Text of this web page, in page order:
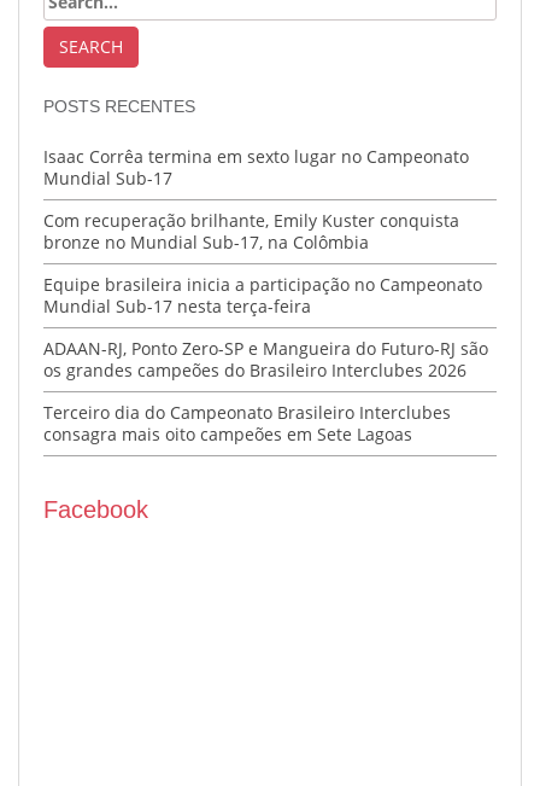
POSTS RECENTES
Isaac Corrêa termina em sexto lugar no Campeonato
Mundial Sub-17
Com recuperação brilhante, Emily Kuster conquista
bronze no Mundial Sub-17, na Colômbia
Equipe brasileira inicia a participação no Campeonato
Mundial Sub-17 nesta terça-feira
ADAAN-RJ, Ponto Zero-SP e Mangueira do Futuro-RJ são
os grandes campeões do Brasileiro Interclubes 2026
Terceiro dia do Campeonato Brasileiro Interclubes
consagra mais oito campeões em Sete Lagoas
Facebook